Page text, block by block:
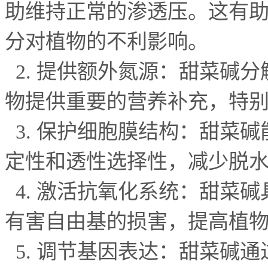
助维持正常的渗透压。这有
分对植物的不利影响。
2. 提供额外氮源：甜菜碱
物提供重要的营养补充，特
3. 保护细胞膜结构：甜菜
定性和透性选择性，减少脱
4. 激活抗氧化系统：甜菜
有害自由基的损害，提高植
5. 调节基因表达：甜菜碱